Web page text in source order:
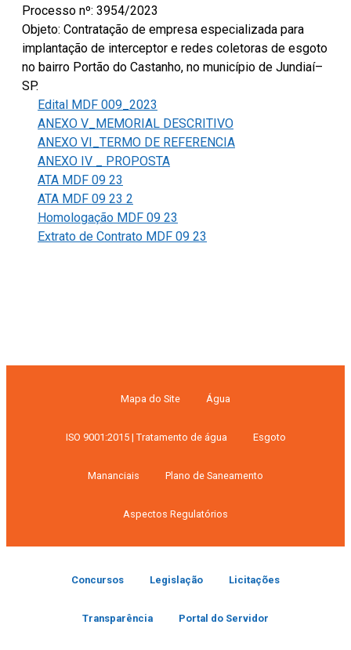
Processo nº: 3954/2023
Objeto: Contratação de empresa especializada para
implantação de interceptor e redes coletoras de esgoto
no bairro Portão do Castanho, no município de Jundiaí–
SP.
Edital MDF 009_2023
ANEXO V_MEMORIAL DESCRITIVO
ANEXO VI_TERMO DE REFERENCIA
ANEXO IV _ PROPOSTA
ATA MDF 09 23
ATA MDF 09 23 2
Homologação MDF 09 23
Extrato de Contrato MDF 09 23
Mapa do Site Água
ISO 9001:2015 | Tratamento de água Esgoto
Mananciais Plano de Saneamento
Aspectos Regulatórios
Concursos Legislação Licitações
Transparência Portal do Servidor